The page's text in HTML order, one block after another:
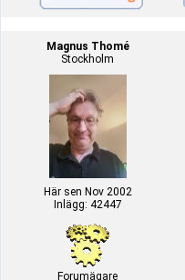
Magnus Thomé
Stockholm
Här sen Nov 2002
Inlägg: 42447
Forumägare